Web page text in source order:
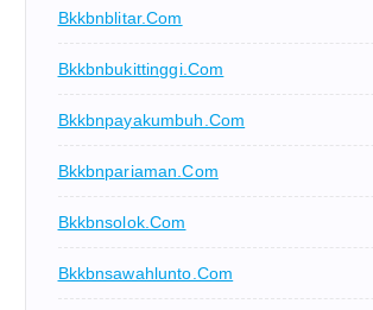
Bkkbnblitar.com
Bkkbnbukittinggi.com
Bkkbnpayakumbuh.com
Bkkbnpariaman.com
Bkkbnsolok.com
Bkkbnsawahlunto.com